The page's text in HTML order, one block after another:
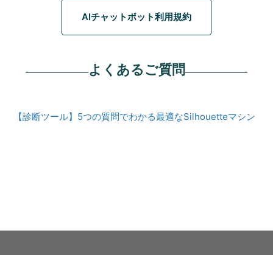
AIチャットボット利用規約
よくあるご質問
【診断ツール】5つの質問でわかる最適なSilhouetteマシン